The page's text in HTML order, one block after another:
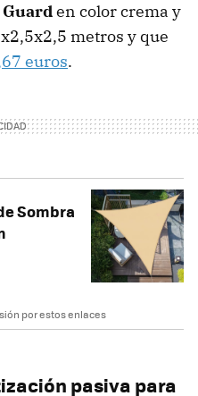
Guarden color crema y
metros y que
euros.
Sombra
por estos enlaces
pasiva para